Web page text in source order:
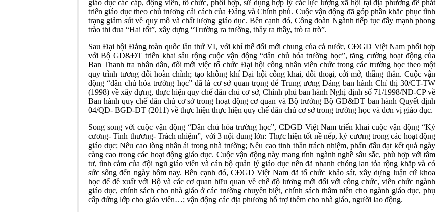
giáo dục các cấp, động viên, tổ chức, phối hợp, sử dụng hợp lý các lực lượng xã hội tại địa phương để phát
triển giáo dục theo chủ trương cải cách của Đảng và Chính phủ. Cuộc vận động đã góp phần khắc phục tình
trạng giảm sút về quy mô và chất lượng giáo dục. Bên cạnh đó, Công đoàn Ngành tiếp tục đẩy mạnh phong
trào thi đua “Hai tốt”, xây dựng “Trường ra trường, thầy ra thầy, trò ra trò”.
Sau Đại hội Đảng toàn quốc lần thứ VI, với khí thế đổi mới chung của cả nước, CĐGD Việt Nam phối hợp
với Bộ GD&ĐT triển khai sâu rộng cuộc vận động “dân chủ hóa trường học”, tăng cường hoạt động của
Ban Thanh tra nhân dân, đổi mới việc tổ chức Đại hội công nhân viên chức trong các trường học theo một
quy trình tương đối hoàn chỉnh; tạo không khí Đại hội công khai, đối thoại, cởi mở, thẳng thắn. Cuộc vận
động “dân chủ hóa trường học” đã là cơ sở quan trọng để Trung ương Đảng ban hành Chỉ thị 30/CT-TW
(1998) về xây dựng, thực hiện quy chế dân chủ cơ sở, Chính phủ ban hành Nghị định số 71/1998/NĐ-CP về
Ban hành quy chế dân chủ cơ sở trong hoạt động cơ quan và Bộ trưởng Bộ GD&ĐT ban hành Quyết định
04/QĐ- BGD-ĐT (2011) về thực hiện thực hiện quy chế dân chủ cơ sở trong trường học và đơn vị giáo dục.
Song song với cuộc vận động “Dân chủ hóa trường học”, CĐGD Việt Nam triển khai cuộc vận động “Kỷ
cương- Tình thương- Trách nhiệm”, với 3 nội dung lớn: Thực hiện tốt nề nếp, kỷ cương trong các hoạt động
giáo dục; Nêu cao lòng nhân ái trong nhà trường; Nêu cao tinh thần trách nhiệm, phấn đấu đạt kết quả ngày
càng cao trong các hoạt động giáo dục. Cuộc vận động này mang tính ngành nghề sâu sắc, phù hợp với tâm
tư, tình cảm của đội ngũ giáo viên và cán bộ quản lý giáo dục nên đã nhanh chóng lan tỏa rộng khắp và có
sức sống đến ngày hôm nay. Bên cạnh đó, CĐGD Việt Nam đã tổ chức khảo sát, xây dựng luận cứ khoa
học để đề xuất với Bộ và các cơ quan hữu quan về chế độ lương mới đối với công chức, viên chức ngành
giáo dục, chính sách cho nhà giáo ở các trường chuyên biệt, chính sách thâm niên cho ngành giáo dục, phụ
cấp đứng lớp cho giáo viên…; vận động các địa phương hỗ trợ thêm cho nhà giáo, người lao động.